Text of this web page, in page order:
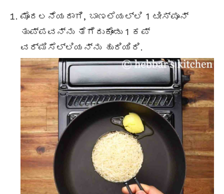
ಮೊದಲನೆಯದಾಗಿ, ಬಾಣಲೆಯಲ್ಲಿ 1 ಟೀಸ್ಪೂನ್
ತುಪ್ಪವನ್ನು ತೆಗೆದುಕೊಂಡು 1 ಕಪ್
ವರ್ಮಿಸೆಲ್ಲಿಯನ್ನು ಹುರಿಯಿರಿ.